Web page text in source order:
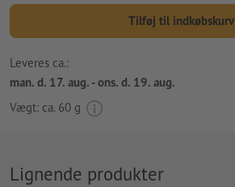
Tilføj til indkøbskurv
Leveres ca.:
man. d. 17. aug. - ons. d. 19. aug.
Vægt: ca. 60 g
Lignende produkter